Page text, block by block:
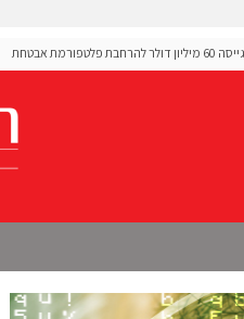
OLIGO Security גייסה 60 מיליון דולר להרחבת פלטפורמת אבטחת